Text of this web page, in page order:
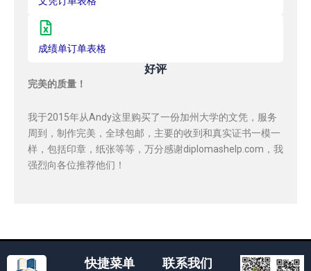
成绩单订单表格
好评
完美的质量！
我于2015年从Andy这里购买了一份加州大学的文凭，服务
周到，制作完美，全球包邮，主要的收到和真实证书一模一
样，包括印章，纸张等等，万分感谢diplomashelp.com，我
强烈向各位推荐他们！
快捷菜单 联系我们